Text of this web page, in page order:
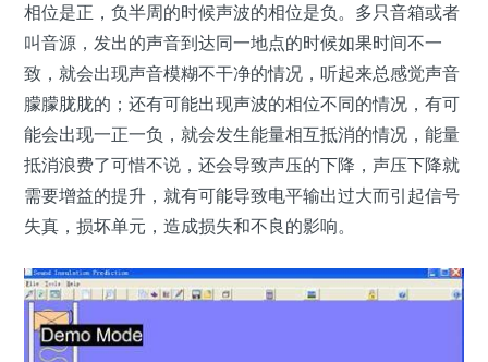
相位是正，负半周的时候声波的相位是负。多只音箱或者
叫音源，发出的声音到达同一地点的时候如果时间不一
致，就会出现声音模糊不干净的情况，听起来总感觉声音
朦朦胧胧的；还有可能出现声波的相位不同的情况，有可
能会出现一正一负，就会发生能量相互抵消的情况，能量
抵消浪费了可惜不说，还会导致声压的下降，声压下降就
需要增益的提升，就有可能导致电平输出过大而引起信号
失真，损坏单元，造成损失和不良的影响。